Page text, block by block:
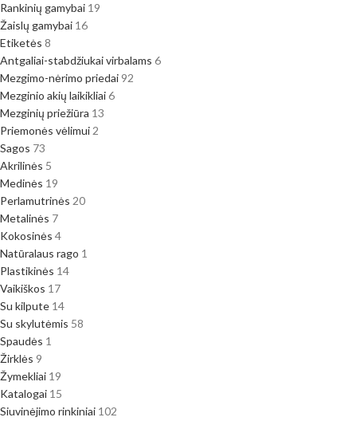
Rankinių gamybai 19
Žaislų gamybai 16
Etiketės 8
Antgaliai-stabdžiukai virbalams 6
Mezgimo-nėrimo priedai 92
Mezginio akių laikikliai6
Mezginių priežiūra 13
Priemonės vėlimui 2
Sagos 73
Akrilinės 5
Medinės 19
Perlamutrinės 20
Metalinės 7
Kokosinės 4
Natūralaus rago 1
Plastikinės 14
Vaikiškos 17
Su kilpute 14
Su skylutėmis 58
Spaudės 1
Žirklės 9
Žymekliai 19
Katalogai 15
Siuvinėjimo rinkiniai 102